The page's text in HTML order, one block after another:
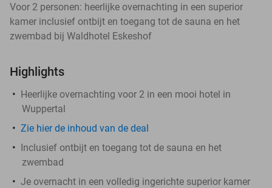
Voor 2 personen: heerlijke overnachting in een superior
kamer inclusief ontbijt en toegang tot de sauna en het
zwembad bij Waldhotel Eskeshof
Highlights
Heerlijke overnachting voor 2 in een mooi hotel in
Wuppertal
Zie hier de inhoud van de deal
Inclusief ontbijt en toegang tot de sauna en het
zwembad
Je overnacht in een volledig ingerichte superior kamer